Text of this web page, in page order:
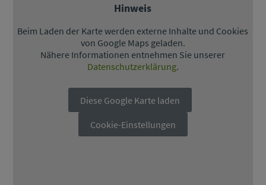
Hinweis
Beim Laden der Karte werden externe Inhalte und Cookies
von Google Maps geladen.
Nähere Informationen entnehmen Sie unserer
Datenschutzerklärung.
Diese Google Karte laden
Cookie-Einstellungen